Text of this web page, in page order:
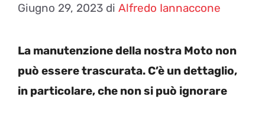
Giugno 29, 2023 di Alfredo Iannaccone
La manutenzione della nostra Moto non
può essere trascurata. C’è un dettaglio,
in particolare, che non si può ignorare